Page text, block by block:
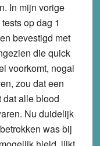
In mijn vorige
op dag 1
bevestigd met
die quick
voorkomt, nogal
zou dat een
dat alle blood
Nu duidelijk
was bij